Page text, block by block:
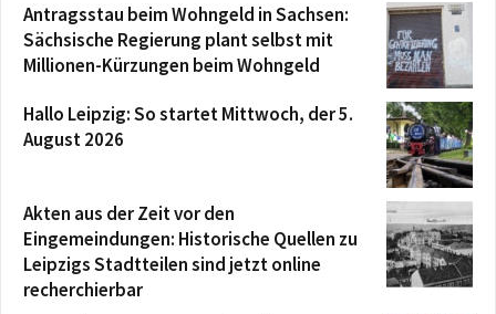
Antragsstau beim Wohngeld in Sachsen:
Sächsische Regierung plant selbst mit
Millionen-Kürzungen beim Wohngeld
Hallo Leipzig: So startet Mittwoch, der 5.
August 2026
Akten aus der Zeit vor den
Eingemeindungen: Historische Quellen zu
Leipzigs Stadtteilen sind jetzt online
recherchierbar